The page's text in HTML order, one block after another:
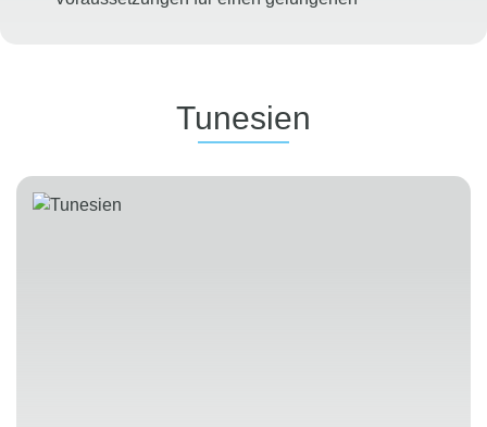
inkludierten Leistungen
Vielfältiges Sportangebotmit professioneller
Land und auf dem Wasser
Abwechslungsreiches
Tunesien